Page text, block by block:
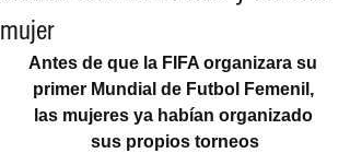
mujer
Antes de que la FIFA organizara su
primer Mundial de Futbol Femenil,
las mujeres ya habían organizado
sus propios torneos